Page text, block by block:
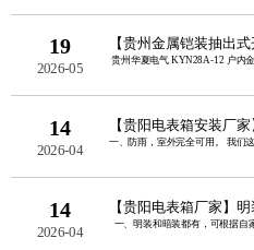
19
2026-05
【贵州金属铠装抽出
贵州华夏电气 KYN28A‑12 户内
14
2026-04
【贵阳电表箱安装厂
14
2026-04
【贵阳电表箱厂家】